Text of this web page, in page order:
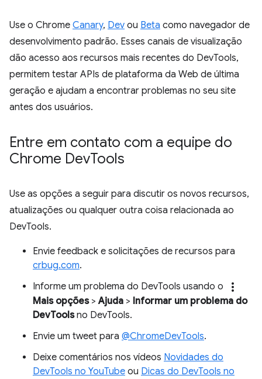
Use o Chrome Canary, Dev ou Beta como navegador de
desenvolvimento padrão. Esses canais de visualização
dão acesso aos recursos mais recentes do DevTools,
permitem testar APIs de plataforma da Web de última
geração e ajudam a encontrar problemas no seu site
antes dos usuários.
Entre em contato com a equipe do
Chrome DevTools
Use as opções a seguir para discutir os novos recursos,
atualizações ou qualquer outra coisa relacionada ao
DevTools.
Envie feedback e solicitações de recursos para
crbug.com.
Informe um problema do DevTools usando o
more_vert
Mais opções>Ajuda > Informar um problema do
DevToolsno DevTools.
Envie um tweet para @ChromeDevTools.
Deixe comentários nos vídeos Novidades do
DevTools no YouTube ou Dicas do DevTools no